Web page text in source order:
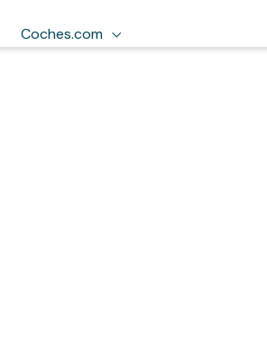
Coches.com